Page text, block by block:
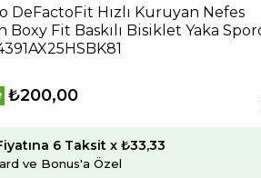
DeFactoFit Hızlı Kuruyan Nefes
Boxy Fit Baskılı Bisiklet Yaka
₺200,00
6 Taksit x ₺33,33
ve Bonus'a Özel